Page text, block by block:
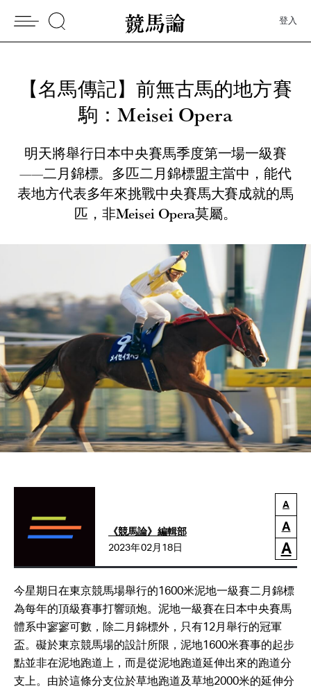
登入
【名馬傳記】前無古馬的地方賽
駒：Meisei Opera
明天將舉行日本中央賽馬季度第一場一級賽
——二月錦標。多匹二月錦標盟主當中，能代
表地方代表多年來挑戰中央賽馬大賽成就的馬
匹，非Meisei Opera莫屬。
《競馬論》編輯部
2023年02月18日
A
A
A
今星期日在東京競馬場舉行的1600米泥地一級賽二月錦標
為每年的頂級賽事打響頭炮。泥地一級賽在日本中央賽馬
體系中寥寥可數，除二月錦標外，只有12月舉行的冠軍
盃。礙於東京競馬場的設計所限，泥地1600米賽事的起步
點並非在泥地跑道上，而是從泥地跑道延伸出來的跑道分
支上。由於這條分支位於草地跑道及草地2000米的延伸分